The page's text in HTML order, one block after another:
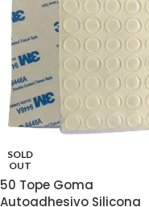
SOLD
OUT
50 Tope Goma
Autoadhesivo Silicona